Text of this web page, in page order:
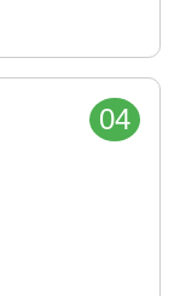
04